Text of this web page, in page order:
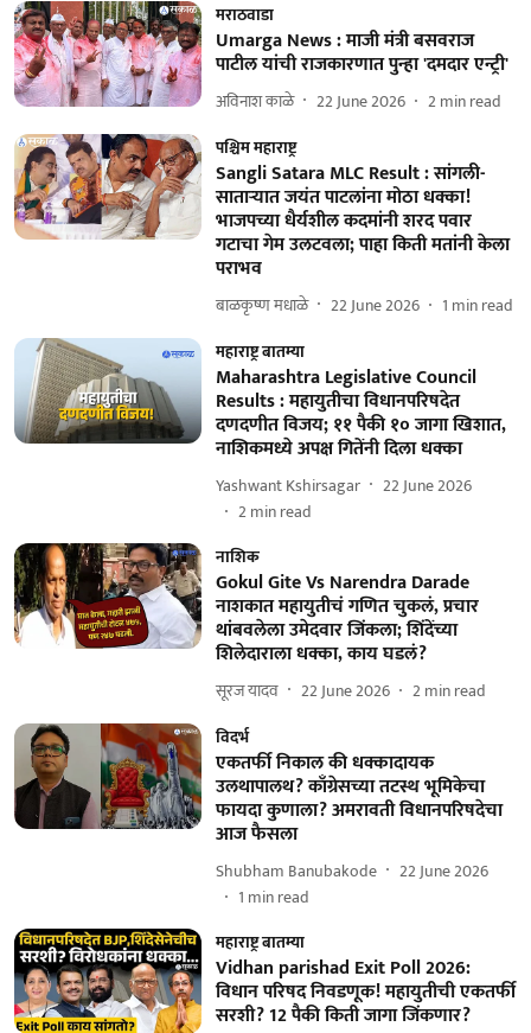
मराठवाडा
Umarga News : माजी मंत्री बसवराज
पाटील यांची राजकारणात पुन्हा 'दमदार एन्ट्री'
अविनाश काळे 22 June 2026 2min read
पश्चिम महाराष्ट्र
Sangli Satara MLC Result : सांगली-
साताऱ्यात जयंत पाटलांना मोठा धक्का!
भाजपच्या धैर्यशील कदमांनी शरद पवार
गटाचा गेम उलटवला; पाहा किती मतांनी केला
पराभव
बाळकृष्ण मधाळे 22 June 2026 1 min read
महाराष्ट्र बातम्या
Maharashtra Legislative Council
Results : महायुतीचा विधानपरिषदेत
दणदणीत विजय; ११ पैकी १० जागा खिशात,
नाशिकमध्ये अपक्ष गितेंनी दिला धक्का
Yashwant Kshirsagar
22 June 2026
2min read
नाशिक
Gokul Gite Vs Narendra Darade
नाशकात महायुतीचं गणित चुकलं, प्रचार
थांबवलेला उमेदवार जिंकला; शिंदेंच्या
शिलेदाराला धक्का, काय घडलं?
सूरज यादव 22 June 2026 2min read
विदर्भ
एकतर्फी निकाल की धक्कादायक
उलथापालथ? काँग्रेसच्या तटस्थ भूमिकेचा
फायदा कुणाला? अमरावती विधानपरिषदेचा
आज फैसला
Shubham Banubakode
22 June 2026
1 min read
महाराष्ट्र बातम्या
Vidhan parishad Exit Poll 2026:
विधान परिषद निवडणूक! महायुतीची एकतर्फी
सरशी? 12 पैकी किती जागा जिंकणार?